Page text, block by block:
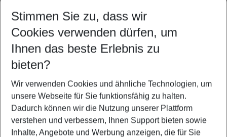
Ändern Sie Ihre Kriterien nach Ihren Wünschen
Abflughafen wählen
Beliebiger Abflughafen
Reisezeitraum wählen
09.08.26– 07.08.27 5-8 Nächte
2 Erwachsene Keine Kinder
Mehr Filter anzeigen
Stimmen Sie zu, dass wir
Cookies verwenden dürfen, um
Ihnen das beste Erlebnis zu
bieten?
Wir verwenden Cookies und ähnliche Technologien, um
unsere Webseite für Sie funktionsfähig zu halten.
Dadurch können wir die Nutzung unserer Plattform
verstehen und verbessern, Ihnen Support bieten sowie
Inhalte, Angebote und Werbung anzeigen, die für Sie